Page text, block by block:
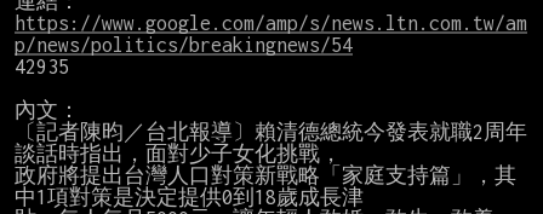
https://www.google.com/amp/s/news.ltn.com.tw/am
p/news/politics/breakingnews/54
42935
內文：
〔記者陳昀／台北報導〕賴清德總統今發表就職2周年
談話時指出，面對少子女化挑戰，
政府將提出台灣人口對策新戰略「家庭支持篇」，其
中1項對策是決定提供0到18歲成長津